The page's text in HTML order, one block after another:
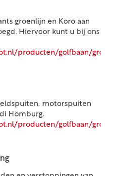
groenlijn en Koro aan
Hiervoor kunt u bij ons
producten/golfbaan/
motorspuiten
Homburg.
producten/golfbaan/